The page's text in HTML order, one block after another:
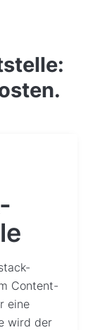
Content-
eine
wird der